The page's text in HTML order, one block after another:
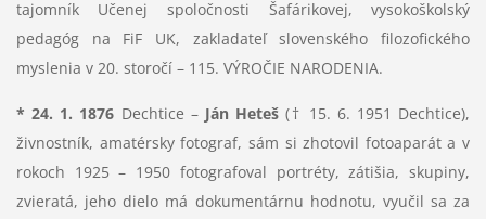
tajomník Učenej spoločnosti Šafárikovej, vysokoškolský
pedagóg na FiF UK, zakladateľ slovenského filozofického
myslenia v 20. storočí – 115. VÝROČIE NARODENIA.
* 24. 1. 1876 Dechtice – Ján Heteš(† 15. 6. 1951 Dechtice),
živnostník, amatérsky fotograf, sám si zhotovil fotoaparát a v
rokoch 1925 – 1950 fotografoval portréty, zátišia, skupiny,
zvieratá, jeho dielo má dokumentárnu hodnotu, vyučil sa za